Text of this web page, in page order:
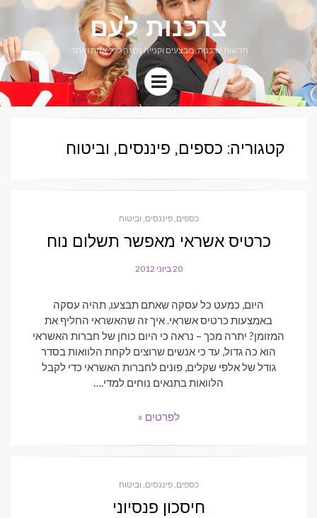
צרכנות לעם
חדשות צרכנות, מבצעים וקנייה נכונה לכל אחת ואחד.
Menu
קטגוריה: כספים, פיננסים, וביטוח
כספים, פיננסים, וביטוח
כרטיס אשראי מאפשר תשלום נוח
POSTED
20 ביוני 2012
היום, כמעט כל עסקה שאתם תבצעו, תהיה עסקה
באמצעות כרטיס אשראי. איך זה שהאשראי החליף את
המזומן? יתרה מכך – נראה כי היום כוחן של חברות האשראי
הוא כה גדול, עד כי אנשים שרוצים לקחת הלוואות בסדר
גודל של אלפי שקלים, פונים לחברות האשראי כדי לקבל
הלוואות בתנאים נוחים למדי.…
לפרטים »
כספים, פיננסים, וביטוח
חיסכון פנסיוני